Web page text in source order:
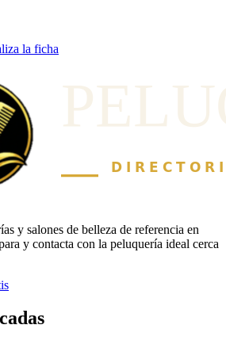
la ficha
y salones de belleza de referencia en
y contacta con la peluquería ideal cerca